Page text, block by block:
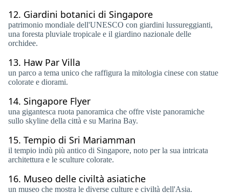
12. Giardini botanici di Singapore
patrimonio mondiale dell'UNESCO con giardini lussureggianti,
una foresta pluviale tropicale e il giardino nazionale delle
orchidee.
13. Haw Par Villa
un parco a tema unico che raffigura la mitologia cinese con statue
colorate e diorami.
14. Singapore Flyer
una gigantesca ruota panoramica che offre viste panoramiche
sullo skyline della città e su Marina Bay.
15. Tempio di Sri Mariamman
il tempio indù più antico di Singapore, noto per la sua intricata
architettura e le sculture colorate.
16. Museo delle civiltà asiatiche
un museo che mostra le diverse culture e civiltà dell'Asia.